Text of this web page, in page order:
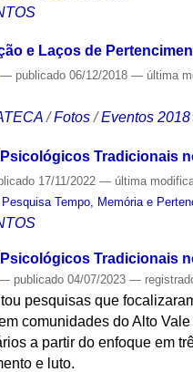
e Laços de
— publicado 06/12/2018— última
/Fotos /Eventos 2018
Tradicionais
17/11/2022— última
Tempo, Memória e
Tradicionais
publicado 04/07/2023—
pesquisas que
comunidades do Alto
a partir do enfoque em
e luto.